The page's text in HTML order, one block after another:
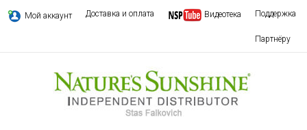
Мой аккаунт Доставка и оплата Видеотека Поддержка
Партнёру